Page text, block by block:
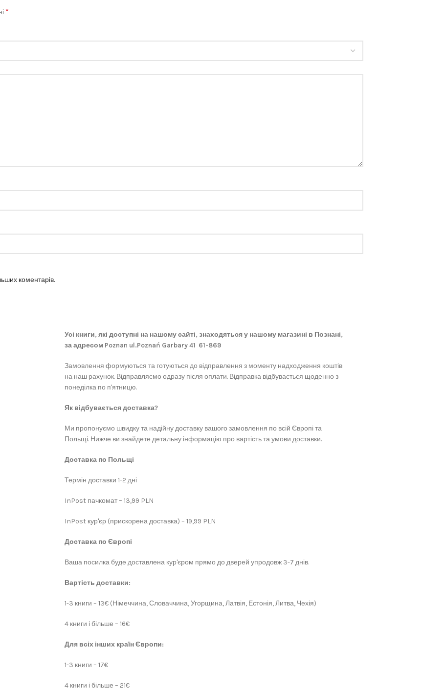
*
коментарів.
Усі книги, які доступні на нашому сайті, знаходяться у нашому магазині в Познані,
за адресом Poznan ul.Poznań Garbary 41 61-869
Замовлення формуються та готуються до відправлення з моменту надходження коштів
на наш рахунок. Відправляємо одразу після оплати. Відправка відбувається щоденно з
понеділка по п'ятницю.
Як відбувається доставка?
Ми пропонуємо швидку та надійну доставку вашого замовлення по всій Європі та
Польщі. Нижче ви знайдете детальну інформацію про вартість та умови доставки.
Доставка по Польщі
Термін доставки 1-2 дні
InPost пачкомат – 13,99 PLN
InPost кур'єр (прискорена доставка) – 19,99 PLN
Доставка по Європі
Ваша посилка буде доставлена кур'єром прямо до дверей упродовж 3-7 днів.
Вартість доставки:
1-3 книги – 13€ (Німеччина, Словаччина, Угорщина, Латвія, Естонія, Литва, Чехія)
4 книги і більше – 16€
Для всіх інших країн Європи:
1-3 книги – 17€
4 книги і більше – 21€